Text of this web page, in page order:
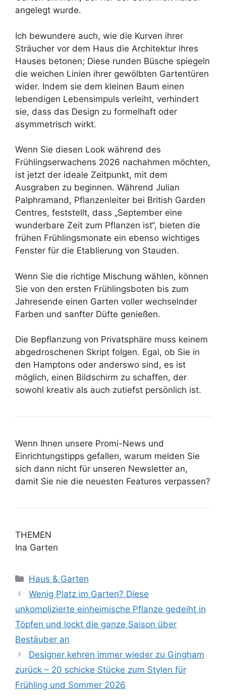
angelegt wurde.
Ich bewundere auch, wie die Kurven ihrer
Sträucher vor dem Haus die Architektur ihres
Hauses betonen; Diese runden Büsche spiegeln
die weichen Linien ihrer gewölbten Gartentüren
wider. Indem sie dem kleinen Baum einen
lebendigen Lebensimpuls verleiht, verhindert
sie, dass das Design zu formelhaft oder
asymmetrisch wirkt.
Wenn Sie diesen Look während des
Frühlingserwachens 2026 nachahmen möchten,
ist jetzt der ideale Zeitpunkt, mit dem
Ausgraben zu beginnen. Während Julian
Palphramand, Pflanzenleiter bei British Garden
Centres, feststellt, dass „September eine
wunderbare Zeit zum Pflanzen ist“, bieten die
frühen Frühlingsmonate ein ebenso wichtiges
Fenster für die Etablierung von Stauden.
Wenn Sie die richtige Mischung wählen, können
Sie von den ersten Frühlingsboten bis zum
Jahresende einen Garten voller wechselnder
Farben und sanfter Düfte genießen.
Die Bepflanzung von Privatsphäre muss keinem
abgedroschenen Skript folgen. Egal, ob Sie in
den Hamptons oder anderswo sind, es ist
möglich, einen Bildschirm zu schaffen, der
sowohl kreativ als auch zutiefst persönlich ist.
Wenn Ihnen unsere Promi-News und
Einrichtungstipps gefallen, warum melden Sie
sich dann nicht für unseren Newsletter an,
damit Sie nie die neuesten Features verpassen?
THEMEN
Ina Garten
Kategorien
Haus & Garten
Wenig Platz im Garten? Diese
unkomplizierte einheimische Pflanze gedeiht in
Töpfen und lockt die ganze Saison über
Bestäuber an
Designer kehren immer wieder zu Gingham
zurück – 20 schicke Stücke zum Stylen für
Frühling und Sommer 2026